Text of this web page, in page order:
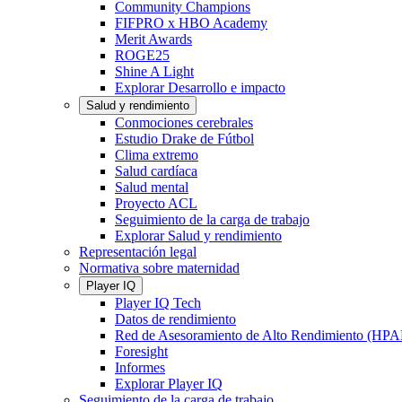
Community Champions
FIFPRO x HBO Academy
Merit Awards
ROGE25
Shine A Light
Explorar Desarrollo e impacto
Salud y rendimiento
Conmociones cerebrales
Estudio Drake de Fútbol
Clima extremo
Salud cardíaca
Salud mental
Proyecto ACL
Seguimiento de la carga de trabajo
Explorar Salud y rendimiento
Representación legal
Normativa sobre maternidad
Player IQ
Player IQ Tech
Datos de rendimiento
Red de Asesoramiento de Alto Rendimiento
Foresight
Informes
Explorar Player IQ